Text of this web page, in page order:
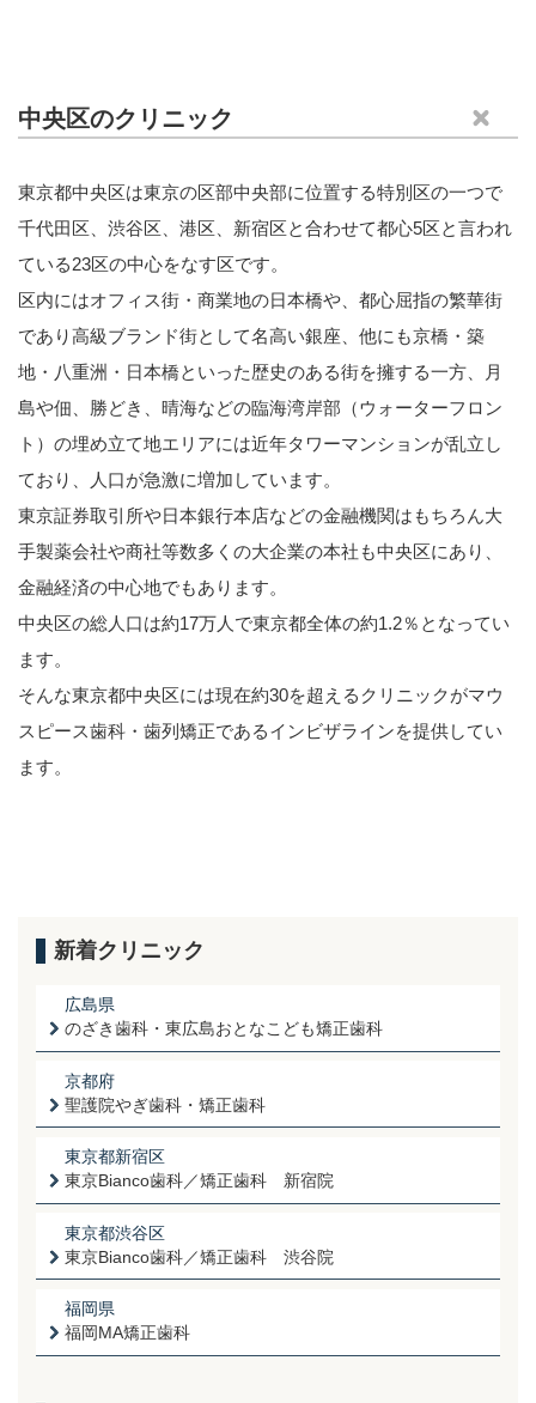
中央区のクリニック
東京都中央区は東京の区部中央部に位置する特別区の一つで
千代田区、渋谷区、港区、新宿区と合わせて都心5区と言われ
ている23区の中心をなす区です。
区内にはオフィス街・商業地の日本橋や、都心屈指の繁華街
であり高級ブランド街として名高い銀座、他にも京橋・築
地・八重洲・日本橋といった歴史のある街を擁する一方、月
島や佃、勝どき、晴海などの臨海湾岸部（ウォーターフロン
ト）の埋め立て地エリアには近年タワーマンションが乱立し
ており、人口が急激に増加しています。
東京証券取引所や日本銀行本店などの金融機関はもちろん大
手製薬会社や商社等数多くの大企業の本社も中央区にあり、
金融経済の中心地でもあります。
中央区の総人口は約17万人で東京都全体の約1.2％となってい
ます。
そんな東京都中央区には現在約30を超えるクリニックがマウ
スピース歯科・歯列矯正であるインビザラインを提供してい
ます。
新着クリニック
広島県
のざき歯科・東広島おとなこども矯正歯科
京都府
聖護院やぎ歯科・矯正歯科
東京都新宿区
東京Bianco歯科／矯正歯科 新宿院
東京都渋谷区
東京Bianco歯科／矯正歯科 渋谷院
福岡県
福岡MA矯正歯科